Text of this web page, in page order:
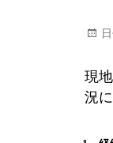
現
況